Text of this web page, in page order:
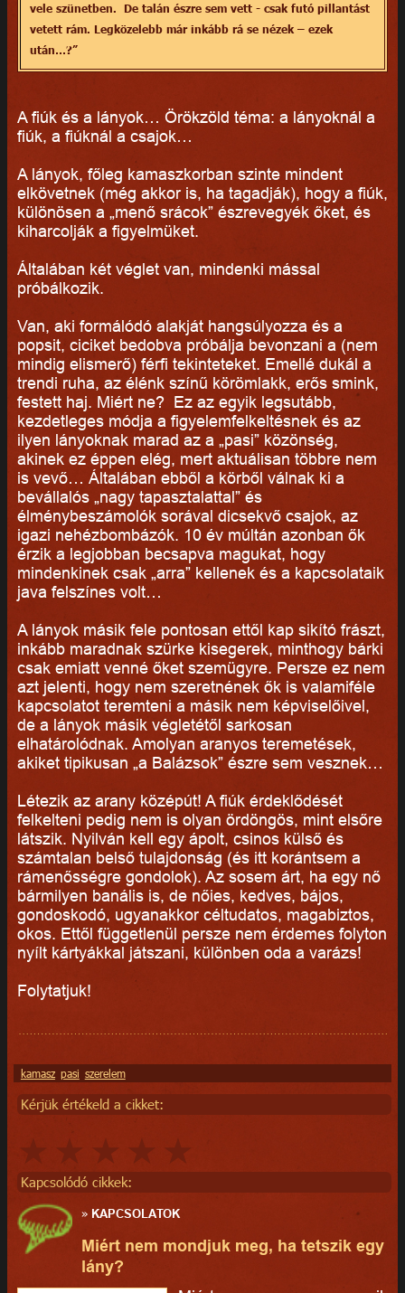
vele szünetben. De talán észre sem vett - csak futó pillantást
vetett rám. Legközelebb már inkább rá se nézek – ezek
után…?”
A fiúk és a lányok… Örökzöld téma: a lányoknál a
fiúk, a fiúknál a csajok…
A lányok, főleg kamaszkorban szinte mindent
elkövetnek (még akkor is, ha tagadják), hogy a fiúk,
különösen a „menő srácok” észrevegyék őket, és
kiharcolják a figyelmüket.
Általában két véglet van, mindenki mással
próbálkozik.
Van, aki formálódó alakját hangsúlyozza és a
popsit, ciciket bedobva próbálja bevonzani a (nem
mindig elismerő) férfi tekinteteket. Emellé dukál a
trendi ruha, az élénk színű körömlakk, erős smink,
festett haj. Miért ne? Ez az egyik legsutább,
kezdetleges módja a figyelemfelkeltésnek és az
ilyen lányoknak marad az a „pasi” közönség,
akinek ez éppen elég, mert aktuálisan többre nem
is vevő… Általában ebből a körből válnak ki a
bevállalós „nagy tapasztalattal” és
élménybeszámolók sorával dicsekvő csajok, az
igazi nehézbombázók. 10 év múltán azonban ők
érzik a legjobban becsapva magukat, hogy
mindenkinek csak „arra” kellenek és a kapcsolataik
java felszínes volt…
A lányok másik fele pontosan ettől kap sikító frászt,
inkább maradnak szürke kisegerek, minthogy bárki
csak emiatt venné őket szemügyre. Persze ez nem
azt jelenti, hogy nem szeretnének ők is valamiféle
kapcsolatot teremteni a másik nem képviselőivel,
de a lányok másik végletétől sarkosan
elhatárolódnak. Amolyan aranyos teremetések,
akiket tipikusan „a Balázsok” észre sem vesznek…
Létezik az arany középút! A fiúk érdeklődését
felkelteni pedig nem is olyan ördöngös, mint elsőre
látszik. Nyilván kell egy ápolt, csinos külső és
számtalan belső tulajdonság (és itt korántsem a
rámenősségre gondolok). Az sosem árt, ha egy nő
bármilyen banális is, de nőies, kedves, bájos,
gondoskodó, ugyanakkor céltudatos, magabiztos,
okos. Ettől függetlenül persze nem érdemes folyton
nyílt kártyákkal játszani, különben oda a varázs!
Folytatjuk!
kamasz pasi szerelem
Kérjük értékeld a cikket:
Kapcsolódó cikkek:
» KAPCSOLATOK
Miért nem mondjuk meg, ha tetszik egy
lány?